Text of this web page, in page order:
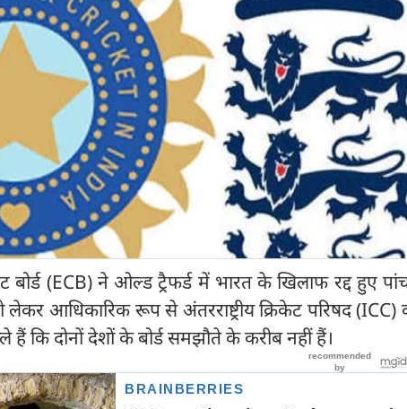
बोर्ड (ECB) ने ओल्ड ट्रैफर्ड में भारत के खिलाफ रद्द हुए
आधिकारिक रूप से अंतरराष्ट्रीय क्रिकेट परिषद (ICC)
कि दोनों देशों के बोर्ड समझौते के करीब नहीं हैं।